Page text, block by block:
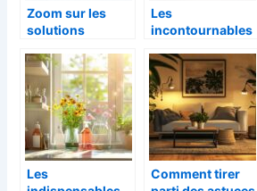
Zoom sur les
solutions
combattre les
puces
Les
incontournables
meubles a
Vendenheim pres
de Strasbourg
Les
Comment tirer